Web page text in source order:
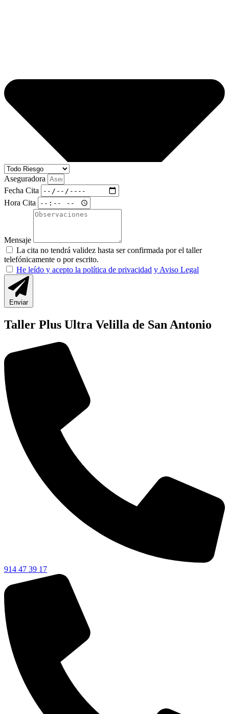
Aseguradora
Fecha Cita
Hora Cita
Mensaje
La cita no tendrá validez hasta ser confirmada por el taller
telefónicamente o por escrito.
He leído y acepto la política de privacidad y Aviso Legal
Enviar
Taller Plus Ultra Velilla de San Antonio
914 47 39 17